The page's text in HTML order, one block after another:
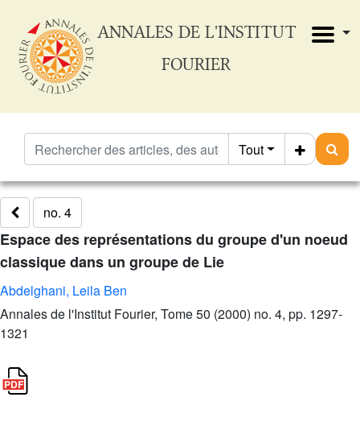
ANNALES DE L'INSTITUT
FOURIER
Tout
no. 4
Espace des représentations du groupe d'un noeud
classique dans un groupe de Lie
Abdelghani, Leila Ben
Annales de l'Institut Fourier, Tome 50 (2000) no. 4, pp. 1297-
1321